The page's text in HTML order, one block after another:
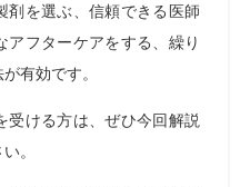
剤を選ぶ、信頼できる医師
アフターケアをする、繰り
有効です。
受ける方は、ぜひ今回解説
。